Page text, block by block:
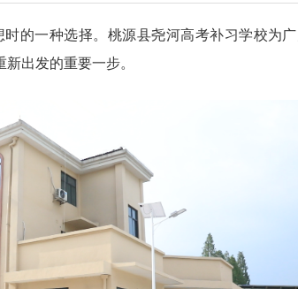
的一种选择。桃源县尧河高考补习学校为
出发的重要一步。